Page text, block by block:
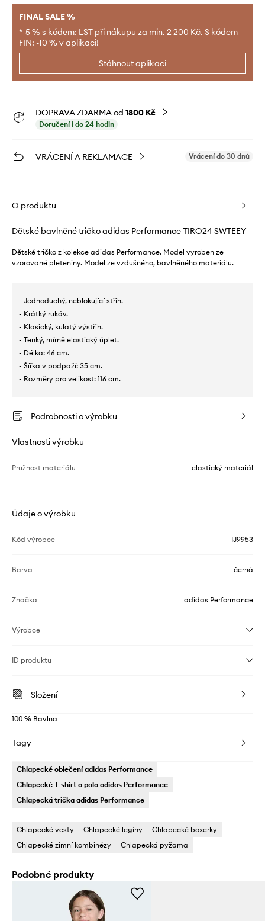
FINAL SALE %
*-5 % s kódem: LST při nákupu za min. 2 200 Kč. S kódem
FIN: -10 % v aplikaci!
Stáhnout aplikaci
DOPRAVA ZDARMA od 1800 Kč
Doručení i do 24 hodin
VRÁCENÍ A REKLAMACE Vrácení do 30 dnů
O produktu
Dětské bavlněné tričko adidas Performance TIRO24 SWTEEY
Dětské tričko z kolekce adidas Performance. Model vyroben ze
vzorované pleteniny. Model ze vzdušného, ​​bavlněného materiálu.
- Jednoduchý, neblokující střih.
- Krátký rukáv.
- Klasický, kulatý výstřih.
- Tenký, mírně elastický úplet.
- Délka: 46 cm.
- Šířka v podpaží: 35 cm.
- Rozměry pro velikost: 116 cm.
Podrobnosti o výrobku
Vlastnosti výrobku
Pružnost materiálu elastický materiál
Údaje o výrobku
Kód výrobce IJ9953
Barva černá
Značka adidas Performance
Výrobce
ID produktu
Složení
100 % Bavlna
Tagy
Chlapecké oblečení adidas Performance
Chlapecké T-shirt a polo adidas Performance
Chlapecká trička adidas Performance
Chlapecké vesty Chlapecké legíny
Chlapecké boxerky
Chlapecké zimní kombinézy
Chlapecká pyžama
Podobné produkty